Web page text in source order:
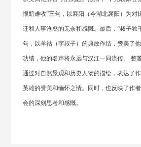
恨黯难收”三句，以襄阳（今湖北襄阳）为对
迁和人事沧桑的无奈和感慨。最后，“叔子独
句，以羊祜（字叔子）的典故作结，赞美了
功绩，他的名声将永远与汉江一同流传。 整
通过对自然景观和历史人物的描绘，表达了
英雄的赞美和缅怀之情。同时，也反映了作
会的深刻思考和感慨。